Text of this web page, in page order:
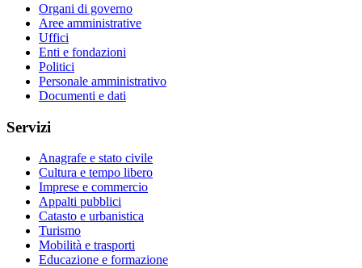
Organi di governo
Aree amministrative
Uffici
Enti e fondazioni
Politici
Personale amministrativo
Documenti e dati
Servizi
Anagrafe e stato civile
Cultura e tempo libero
Imprese e commercio
Appalti pubblici
Catasto e urbanistica
Turismo
Mobilità e trasporti
Educazione e formazione